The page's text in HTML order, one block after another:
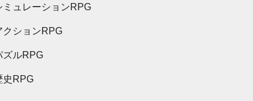
ミュレーションRPG
クションRPG
ズルRPG
史RPG